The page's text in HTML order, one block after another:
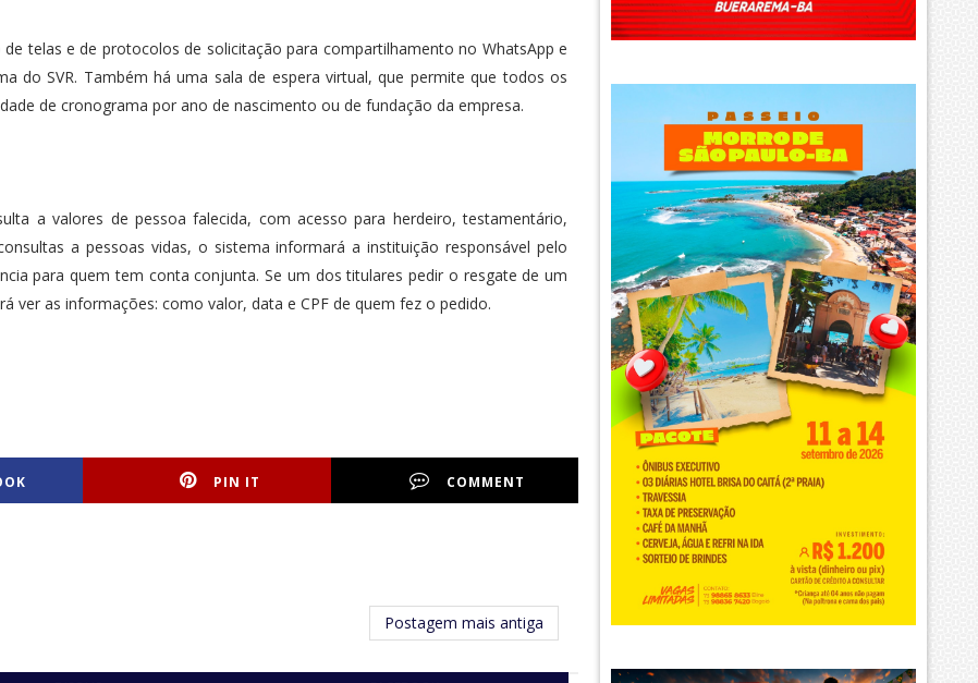
telas e de protocolos de solicitação para compartilhamento no WhatsApp e
do SVR. Também há uma sala de espera virtual, que permite que todos os
de cronograma por ano de nascimento ou de fundação da empresa.
a valores de pessoa falecida, com acesso para herdeiro, testamentário,
a pessoas vidas, o sistema informará a instituição responsável pelo
para quem tem conta conjunta. Se um dos titulares pedir o resgate de um
ver as informações: como valor, data e CPF de quem fez o pedido.
PIN IT COMMENT
Postagem mais antiga